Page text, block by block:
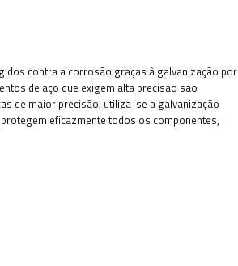
contra a corrosão graças à galvanização por
de aço que exigem alta precisão são
de maior precisão, utiliza-se a galvanização
eficazmente todos os componentes,